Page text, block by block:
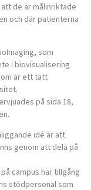
de är målinriktade
och där patienterna
som
i biovisualisering
är ett tätt
på sida 18,
idé är att
genom att dela på
campus har tillgång
stödpersonal som